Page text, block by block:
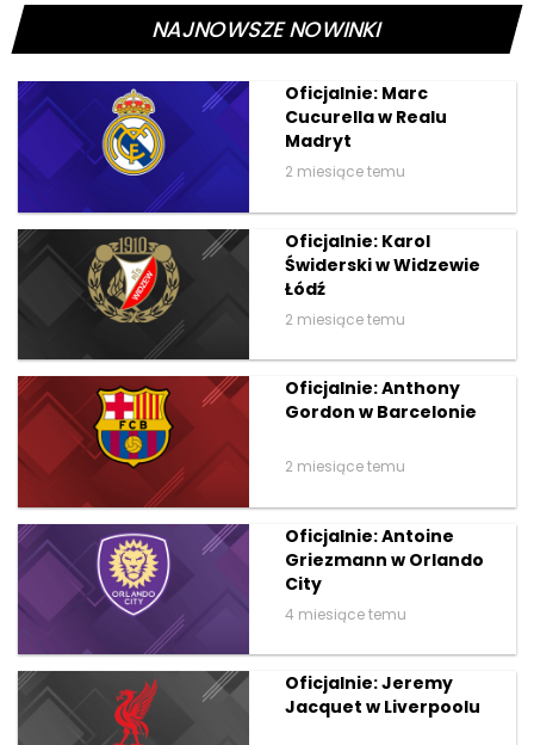
NAJNOWSZE NOWINKI
Oficjalnie: Marc
Cucurella w Realu
Madryt
2 miesiące temu
Oficjalnie: Karol
Świderski w Widzewie
Łódź
2 miesiące temu
Oficjalnie: Anthony
Gordon w Barcelonie
2 miesiące temu
Oficjalnie: Antoine
Griezmann w Orlando
City
4 miesiące temu
Oficjalnie: Jeremy
Jacquet w Liverpoolu